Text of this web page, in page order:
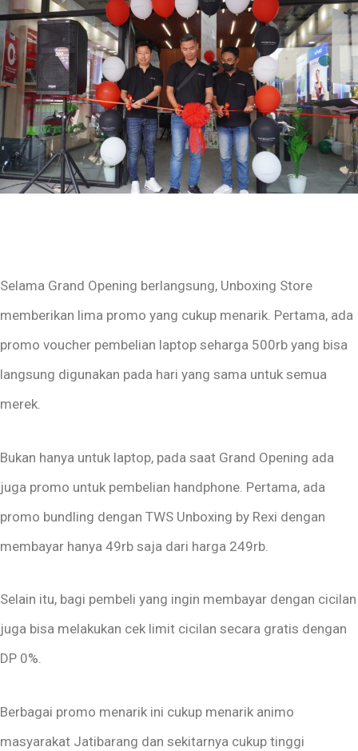
Selama Grand Opening berlangsung, Unboxing Store
memberikan lima promo yang cukup menarik. Pertama, ada
promo voucher pembelian laptop seharga 500rb yang bisa
langsung digunakan pada hari yang sama untuk semua
merek.
Bukan hanya untuk laptop, pada saat Grand Opening ada
juga promo untuk pembelian handphone. Pertama, ada
promo bundling dengan TWS Unboxing by Rexi dengan
membayar hanya 49rb saja dari harga 249rb.
Selain itu, bagi pembeli yang ingin membayar dengan cicilan
juga bisa melakukan cek limit cicilan secara gratis dengan
DP 0%.
Berbagai promo menarik ini cukup menarik animo
masyarakat Jatibarang dan sekitarnya cukup tinggi